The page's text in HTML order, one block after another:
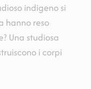
indigeno si
hanno reso
Una studiosa
i corpi